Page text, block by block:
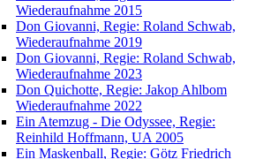
Wiederaufnahme 2015
Don Giovanni, Regie: Roland Schwab,
Wiederaufnahme 2019
Don Giovanni, Regie: Roland Schwab,
Wiederaufnahme 2023
Don Quichotte, Regie: Jakop Ahlbom
Wiederaufnahme 2022
Ein Atemzug - Die Odyssee, Regie:
Reinhild Hoffmann, UA 2005
Ein Maskenball, Regie: Götz Friedrich